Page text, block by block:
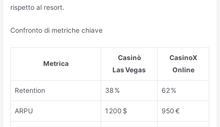
rispetto al resort.
Confronto di metriche chiave
Metrica
Casinò
Las Vegas
CasinoX
Online
Retention 38 % 62 %
ARPU 1 200 $ 950 €